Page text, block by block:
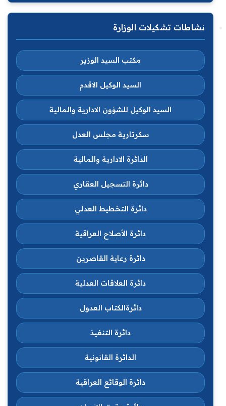
نشاطات تشكيلات الوزارة
مكتب السيد الوزير
السيد الوكيل الاقدم
السيد الوكيل للشؤون الادارية والمالية
سكرتارية مجلس العدل
الدائرة الادارية والمالية
دائرة التسجيل العقاري
دائرة التخطيط العدلي
دائرة الأصلاح العراقية
دائرة رعاية القاصرين
دائرة العلاقات العدلية
دائرةالكتاب العدول
دائرة التنفيذ
الدائرة القانونية
دائرة الوقائع العراقية